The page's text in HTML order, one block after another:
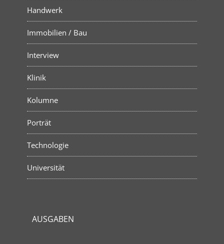
Handwerk
Immobilien / Bau
Interview
Klinik
Kolumne
Porträt
Technologie
Universität
AUSGABEN